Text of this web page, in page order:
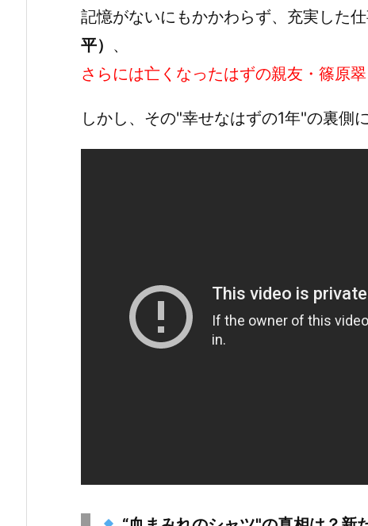
記憶がないにもかかわらず、充実した
平） 、
さらには亡くなったはずの親友・篠原
しかし、その"幸せなはずの1年"の裏側